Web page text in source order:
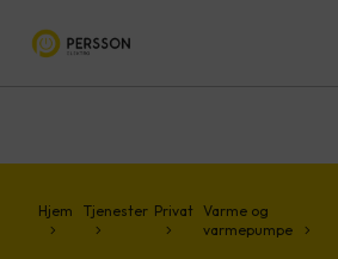
Hjem Tjenester Privat Varme og
varmepumpe